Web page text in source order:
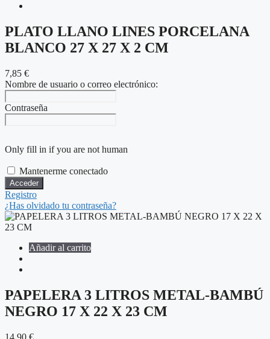
PLATO LLANO LINES PORCELANA
BLANCO 27 X 27 X 2 CM
7,85 €
Nombre de usuario o correo electrónico:
Contraseña
Only fill in if you are not human
Mantenerme conectado
Registro
¿Has olvidado tu contraseña?
Añadir al carrito
PAPELERA 3 LITROS METAL-BAMBÚ
NEGRO 17 X 22 X 23 CM